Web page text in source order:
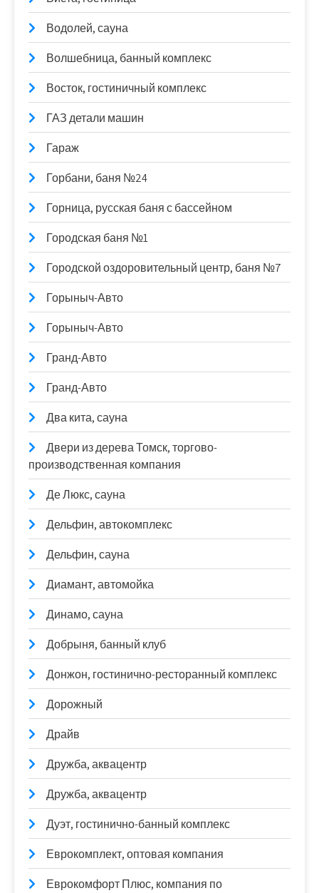
Водолей, сауна
Волшебница, банный комплекс
Восток, гостиничный комплекс
ГАЗ детали машин
Гараж
Горбани, баня №24
Горница, русская баня с бассейном
Городская баня №1
Городской оздоровительный центр, баня №7
Горыныч-Авто
Горыныч-Авто
Гранд-Авто
Гранд-Авто
Два кита, сауна
Двери из дерева Томск, торгово-
производственная компания
Де Люкс, сауна
Дельфин, автокомплекс
Дельфин, сауна
Диамант, автомойка
Динамо, сауна
Добрыня, банный клуб
Донжон, гостинично-ресторанный комплекс
Дорожный
Драйв
Дружба, аквацентр
Дружба, аквацентр
Дуэт, гостинично-банный комплекс
Еврокомплект, оптовая компания
Еврокомфорт Плюс, компания по